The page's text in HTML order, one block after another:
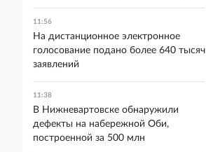
11:56
На дистанционное электронное
голосование подано более 640 тысяч
заявлений
11:38
В Нижневартовске обнаружили
дефекты на набережной Оби,
построенной за 500 млн